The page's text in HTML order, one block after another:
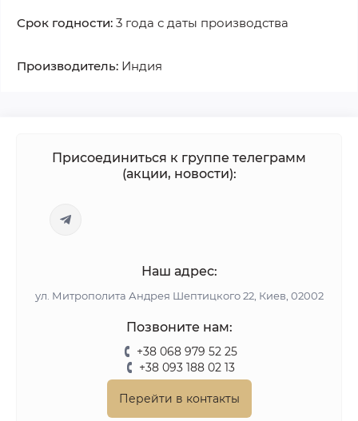
Срок годности: 3 года с даты производства
Производитель: Индия
Присоединиться к группе телеграмм
(акции, новости):
Наш адрес:
ул. Митрополита Андрея Шептицкого 22, Киев, 02002
Позвоните нам:
+38 068 979 52 25
+38 093 188 02 13
Перейти в контакты